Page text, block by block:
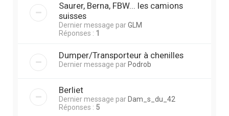
Saurer, Berna, FBW... les camions
suisses
Dernier message parGLM
Réponses : 1
Dumper/Transporteur à chenilles
Dernier message par Podrob
Berliet
Dernier message par Dam_s_du_42
Réponses : 5